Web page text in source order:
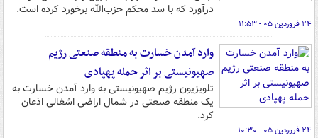
درآورد که با سد محکم حزب‌الله برخورد کرده است.
۲۴ فروردین ۰۵ - ۱۱:۵۳
وارد آمدن خسارت به منطقه صنعتی رژیم
صهیونیستی بر اثر حمله پهپادی
تلویزیون رژیم صهیونیستی به وارد آمدن خسارت به
یک منطقه صنعتی در شمال اراضی اشغالی اذعان
کرد.
۲۴ فروردین ۰۵ - ۱۰:۳۰